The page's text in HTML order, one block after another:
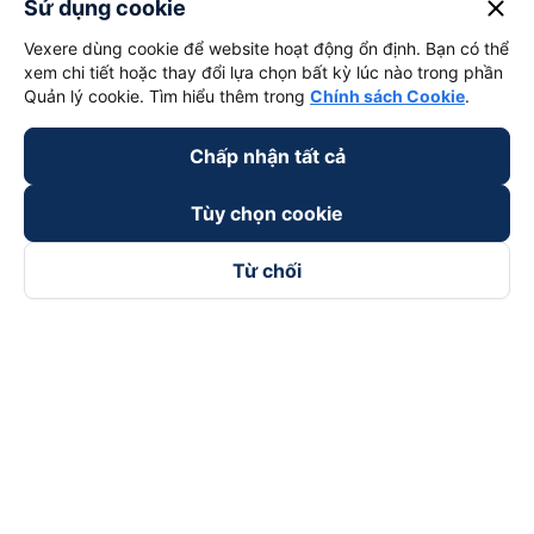
Sử dụng cookie close
Vexere dùng cookie để website hoạt động ổn định. Bạn có thể
xem chi tiết hoặc thay đổi lựa chọn bất kỳ lúc nào trong phần
Quản lý cookie. Tìm hiểu thêm trong Chính sách Cookie.
Chấp nhận tất cả
Tùy chọn cookie
Từ chối